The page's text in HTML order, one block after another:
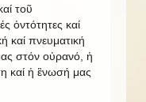
τοῦ
ὀντότητες καί
καί πνευματική
στόν οὐρανό, ἡ
καί ἡ ἓνωσή μας